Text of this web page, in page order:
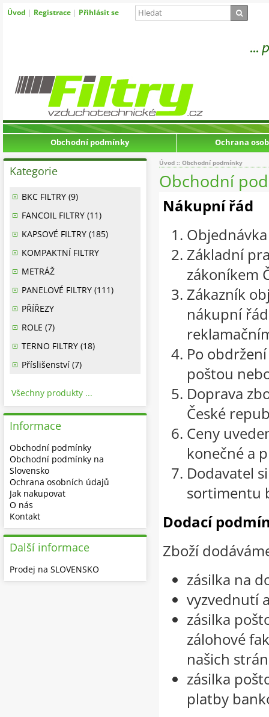
Úvod | Registrace | Přihlásit se
Obchodní podmínky Ochrana
Úvod :: Obchodní podmínky
Obchodní
Nákupní řád
Základní
zákoníkem
Zákazník
nákupní
Po
poštou
Doprava
České
Ceny
konečné a
Dodavatel
sortimentu
Dodací
Zboží
zásilka na
vyzvednutí
zásilka
zálohové
našich
zásilka
platby
Kategorie
BKC FILTRY (9)
FANCOIL FILTRY (11)
KAPSOVÉ FILTRY (185)
KOMPAKTNÍ FILTRY
METRÁŽ
PANELOVÉ FILTRY (111)
PŘÍŘEZY
ROLE (7)
TERNO FILTRY (18)
Příslišenství (7)
Všechny produkty ...
Informace
Obchodní podmínky
Obchodní podmínky na
Slovensko
Ochrana osobních údajů
Jak nakupovat
O nás
Kontakt
Další informace
Prodej na SLOVENSKO